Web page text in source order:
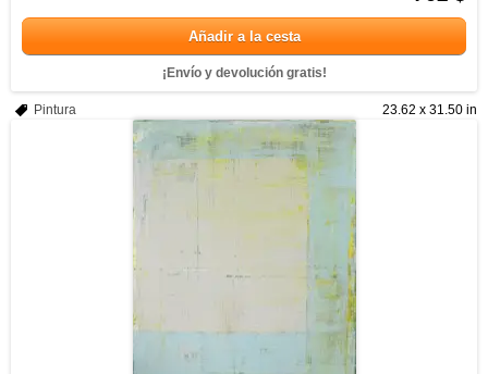
Añadir a la cesta
¡Envío y devolución gratis!
23.62 x 31.50 in
Pintura